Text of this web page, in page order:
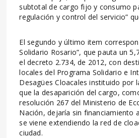
subtotal de cargo fijo y consumo
regulación y control del servicio”
El segundo y último item
Solidario Rosario”, que pauta un
el decreto 2.734, de 2012, con
locales del Programa Solidario e
Desagües Cloacales instituido por
que la desaparición del cargo,
resolución 267 del Ministerio de
Nación, dejaría sin financiamiento
se viene extendiendo la red de
ciudad.